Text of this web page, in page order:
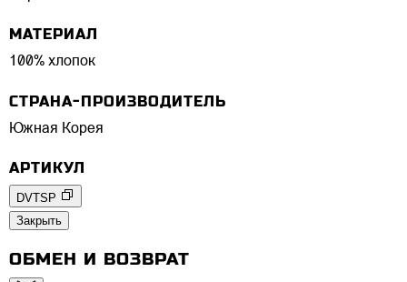
МАТЕРИАЛ
100% хлопок
СТРАНА-ПРОИЗВОДИТЕЛЬ
Южная Корея
АРТИКУЛ
DVTSP
Закрыть
ОБМЕН И ВОЗВРАТ